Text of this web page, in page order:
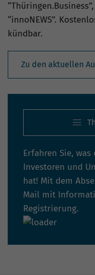
“innoNEWS”.
kündbar.
Zu den aktuellen
Erfahren Sie,
Investoren und
hat! Mit dem
Mail mit
Registrierung.